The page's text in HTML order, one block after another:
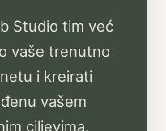
Studio tim već
vaše trenutno
i kreirati
vašem
ciljevima.